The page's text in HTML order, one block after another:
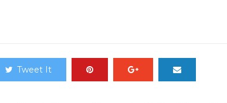
Tweet It